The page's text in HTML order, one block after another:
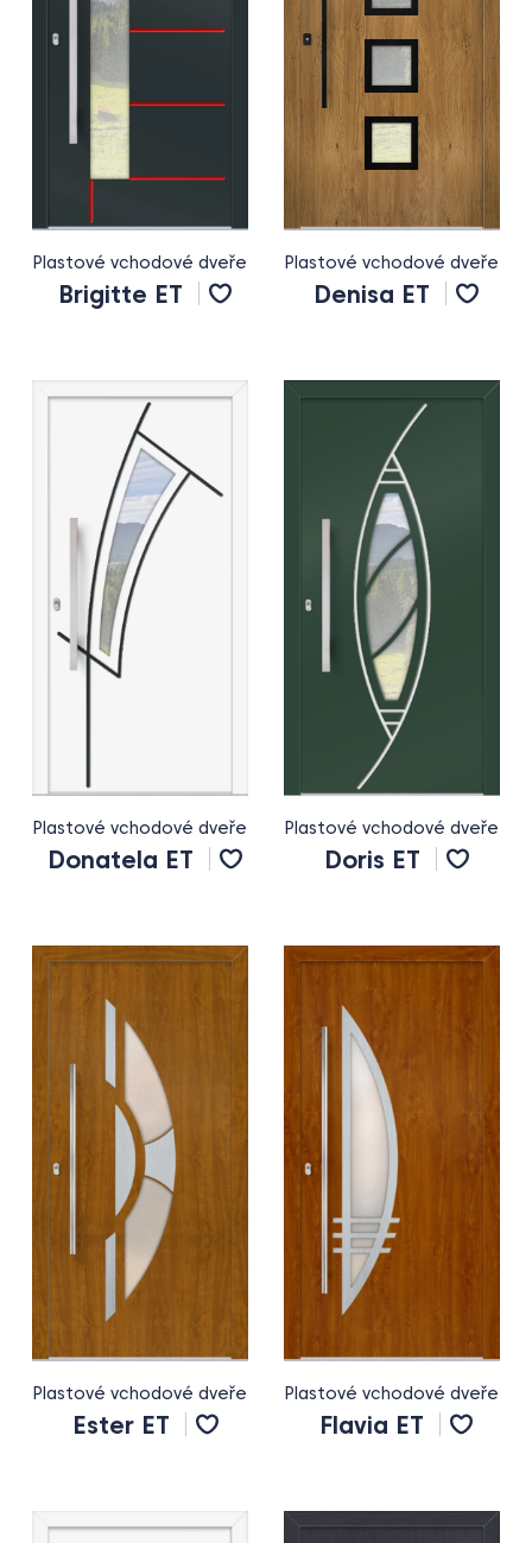
Plastové vchodové dveře
Brigitte ET
Plastové vchodové dveře
Denisa ET
Plastové vchodové dveře
Donatela ET
Plastové vchodové dveře
Doris ET
Plastové vchodové dveře
Ester ET
Plastové vchodové dveře
Flavia ET